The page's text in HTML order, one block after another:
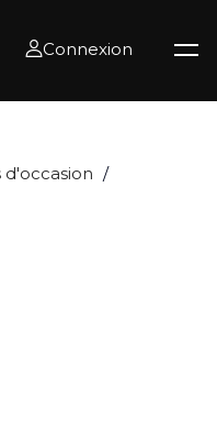
Connexion
d'occasion